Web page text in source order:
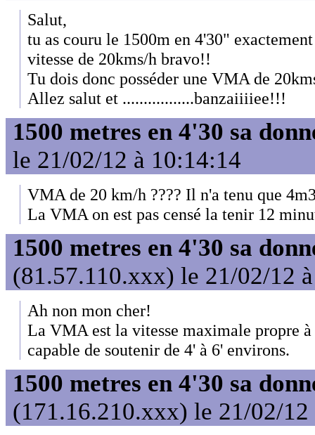
Salut,
tu as couru le 1500m en 4'30"
vitesse de 20kms/h bravo!!
Tu dois donc posséder une VMA de
Allez salut et .................banzaiiiiee!!!
1500 metres en 4'30 sa
le 21/02/12 à 10:14:14
VMA de 20 km/h ???? Il n'a tenu que
La VMA on est pas censé la tenir 12
1500 metres en 4'30 sa
(81.57.110.xxx) le 21/02/12
Ah non mon cher!
La VMA est la vitesse maximale propre à
capable de soutenir de 4' à 6' environs.
1500 metres en 4'30 sa
(171.16.210.xxx) le 21/02/12